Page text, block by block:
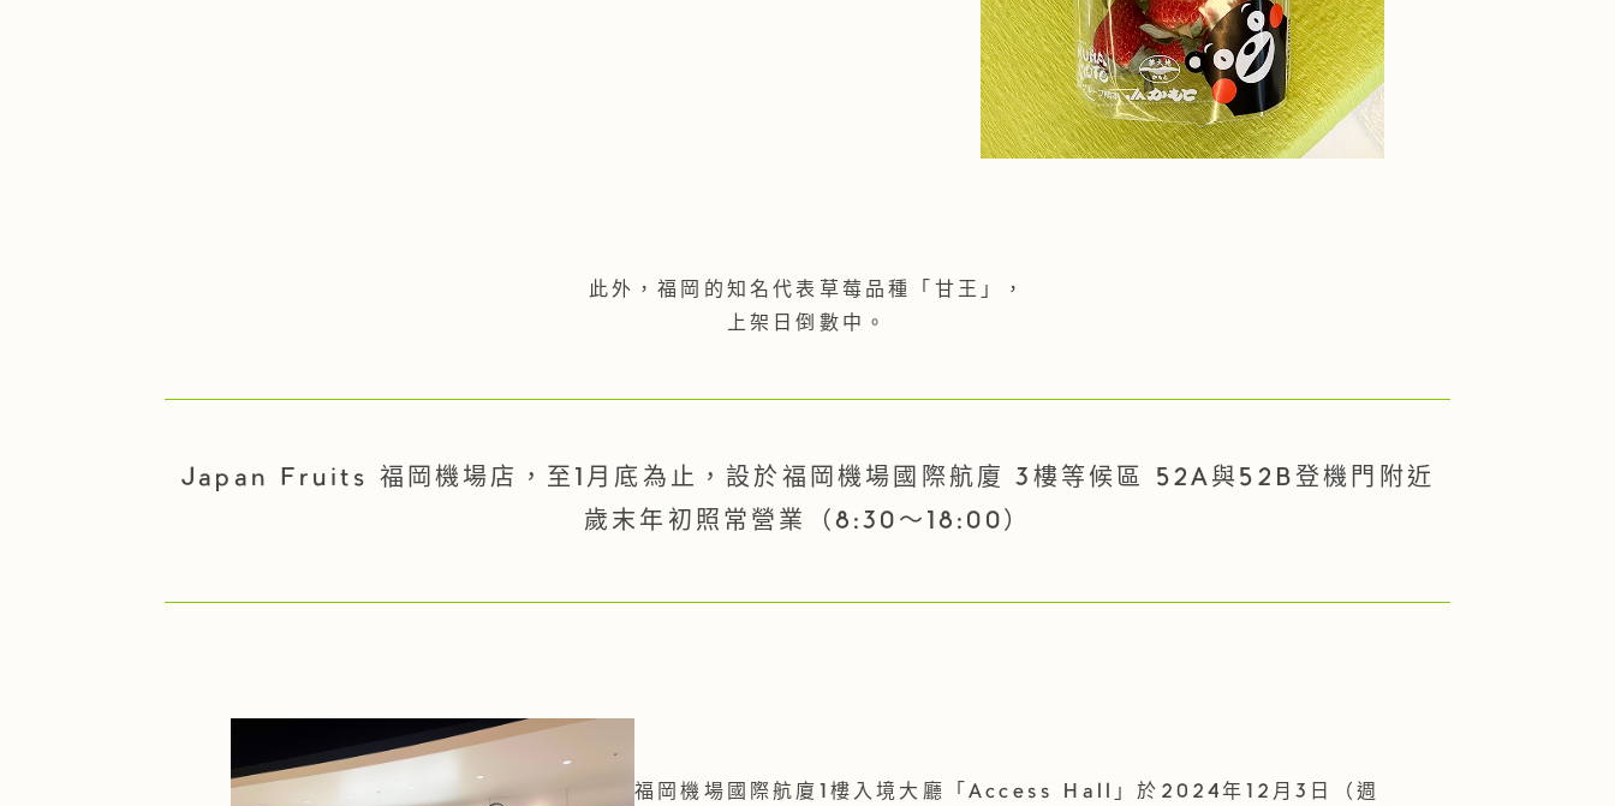
此外，福岡的知名代表草莓品種「甘王」，
上架日倒數中。
Japan Fruits 福岡機場店，至1月底為止，設於福岡機場國際航廈 3樓等候區 52A與52B登機門附近
歲末年初照常營業（8:30～18:00）
福岡機場國際航廈1樓入境大廳「Access Hall」於2024年12月3日（週